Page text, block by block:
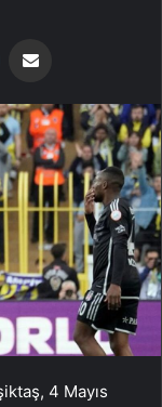
4 Mayıs